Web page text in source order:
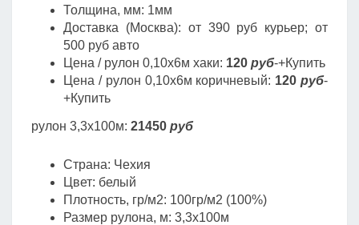
Толщина, мм: 1мм
Доставка (Москва): от 390 руб курьер; от
500 руб авто
Цена / рулон 0,10х6м хаки: 120 руб-+Купить
Цена / рулон 0,10х6м коричневый: 120руб-
+Купить
рулон 3,3х100м: 21450 руб
Страна: Чехия
Цвет: белый
Плотность, гр/м2: 100гр/м2 (100%)
Размер рулона, м: 3,3х100м